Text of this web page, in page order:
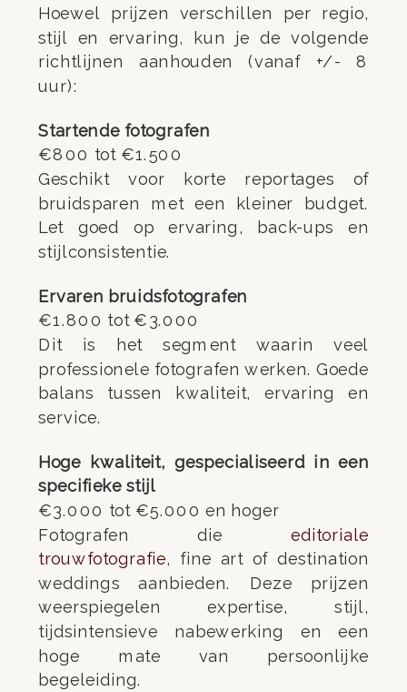
Hoewel prijzen verschillen per regio,
stijl en ervaring, kun je de volgende
richtlijnen aanhouden (vanaf +/- 8
uur):
Startende fotografen
€800 tot €1.500
Geschikt voor korte reportages of
bruidsparen met een kleiner budget.
Let goed op ervaring, back-ups en
stijlconsistentie.
Ervaren bruidsfotografen
€1.800 tot €3.000
Dit is het segment waarin veel
professionele fotografen werken. Goede
balans tussen kwaliteit, ervaring en
service.
Hoge kwaliteit, gespecialiseerd in een
specifieke stijl
€3.000 tot €5.000 en hoger
Fotografen die editoriale
trouwfotografie, fine art of destination
weddings aanbieden. Deze prijzen
weerspiegelen expertise, stijl,
tijdsintensieve nabewerking en een
hoge mate van persoonlijke
begeleiding.